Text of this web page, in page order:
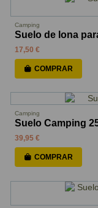
Camping
Suelo de lona
17,50 €
COMPRAR
Camping
Suelo Camping
39,95 €
COMPRAR